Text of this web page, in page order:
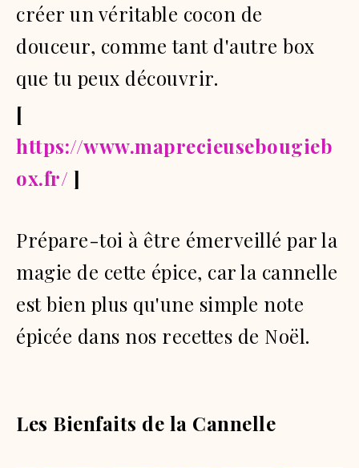
créer un véritable cocon de
douceur, comme tant d'autre box
que tu peux découvrir.
[
https://www.maprecieusebougieb
ox.fr/ ]
Prépare-toi à être émerveillé par la
magie de cette épice, car la cannelle
est bien plus qu'une simple note
épicée dans nos recettes de Noël.
Les Bienfaits de la Cannelle